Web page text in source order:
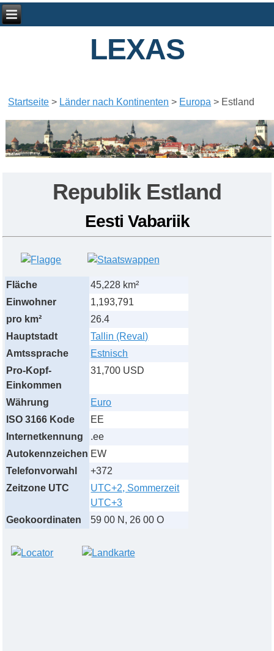
LEXAS
Startseite > Länder nach Kontinenten > Europa > Estland
Republik Estland
Eesti Vabariik
Fläche
45,228 km²
Einwohner
1,193,791
pro km²
26.4
Hauptstadt
Tallin (Reval)
Amtssprache
Estnisch
Pro-Kopf-
Einkommen
31,700 USD
Währung
Euro
ISO 3166 Kode
EE
Internetkennung
.ee
Autokennzeichen EW
Telefonvorwahl
+372
Zeitzone UTC
UTC+2, Sommerzeit
UTC+3
Geokoordinaten
59 00 N, 26 00 O